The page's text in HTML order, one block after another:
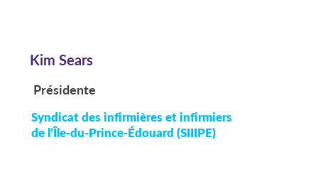
Kim Sears
Présidente
Syndicat des infirmières et infirmiers
de l’Île-du-Prince-Édouard (SIIIPE)